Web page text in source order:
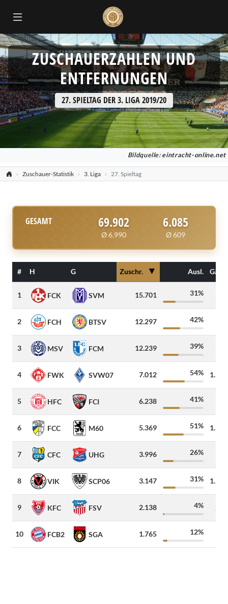
ZUSCHAUERZAHLEN UND
ENTFERNUNGEN
27. SPIELTAG DER 3. LIGA 2019/20
Bildquelle: eintracht-online.net
Zuschauer-Statistik 3. Liga 27. Spieltag
GESAMT 69.902
Ø 6.990
6.085
Ø 609
# H G Zuschr. ▼ Ausl. Gäste
1 FCK SVM 15.701 31% 500
2 FCH BTSV 12.297 42% 500
3 MSV FCM 12.239 39%
4 FWK SVW07 7.012 54% 1.340
5 HFC FCI 6.238 41%
6 FCC M60 5.369 51% 1.300
7 CFC UHG 3.996 26%
8 VIK SCP06 3.147 31% 1.100
9 KFC FSV 2.138 4%
10 FCB2 SGA 1.765 12%